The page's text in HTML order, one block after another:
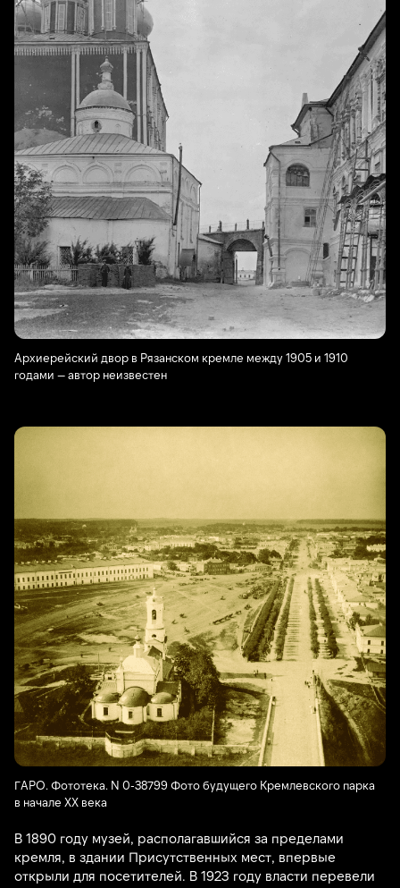
Архиерейский двор в Рязанском кремле между 1905 и 1910
годами — автор неизвестен
ГАРО. Фототека. N 0-38799 Фото будущего Кремлевского парка
в начале XX века
В 1890 году музей, располагавшийся за пределами
кремля, в здании Присутственных мест, впервые
открыли для посетителей. В 1923 году власти перевели